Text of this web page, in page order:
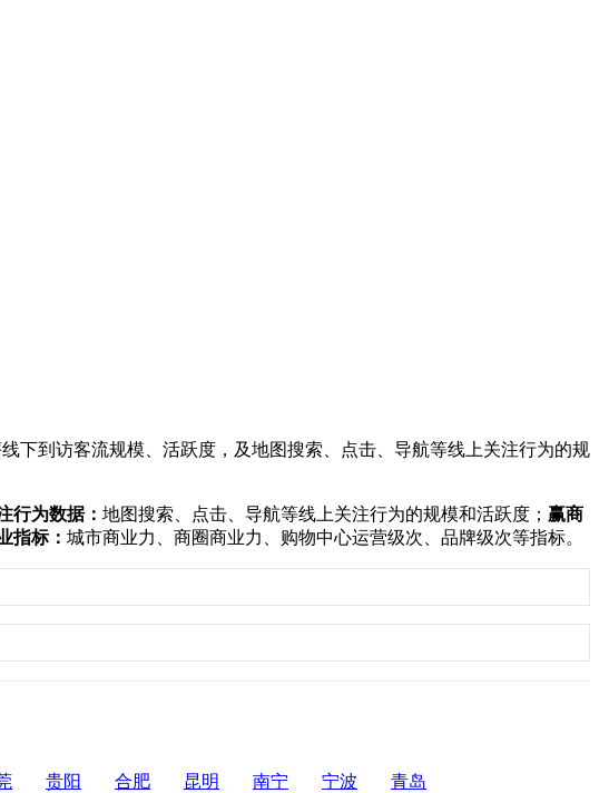
下到访客流规模、活跃度，及地图搜索、点击、导航等线上关注行为的规
行为数据： 地图搜索、点击、导航等线上关注行为的规模和活跃度； 赢商
指标： 城市商业力、商圈商业力、购物中心运营级次、品牌级次等指标。
贵阳 合肥 昆明 南宁 宁波 青岛